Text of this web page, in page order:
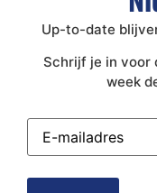
Up-to-date
Schrijf je in voor
week
E-
mailadres(Vereist)